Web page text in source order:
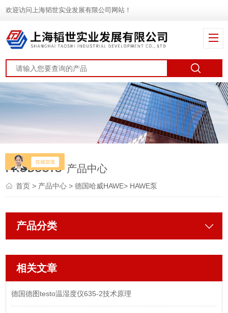
欢迎访问上海韬世实业发展有限公司网站！
PRODUCTS 产品中心
首页> 产品中心>德国哈威HAWE> HAWE泵
产品分类
相关文章
德国德图testo温湿度仪635-2技术原理